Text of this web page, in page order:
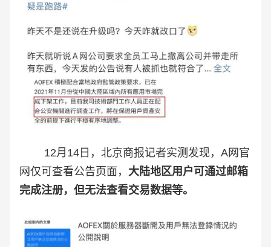
12月14日，北京商报记者实测发现，A网官
网仅可查看公告页面， 大陆地区用户可通过邮箱
完成注册，但无法查看交易数据等。